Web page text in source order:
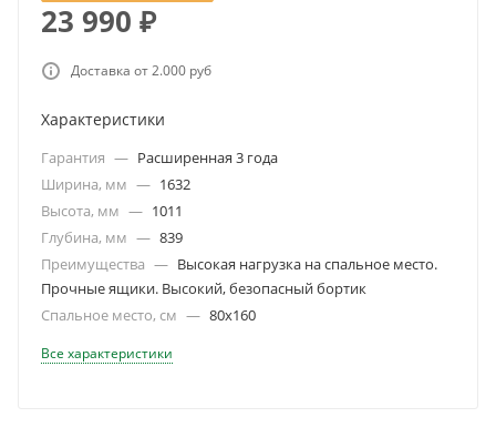
23 990 ₽
Доставка от 2.000 руб
Характеристики
Гарантия — Расширенная 3 года
Ширина, мм — 1632
Высота, мм — 1011
Глубина, мм — 839
Преимущества — Высокая нагрузка на спальное место.
Прочные ящики. Высокий, безопасный бортик
Спальное место, см — 80х160
Все характеристики